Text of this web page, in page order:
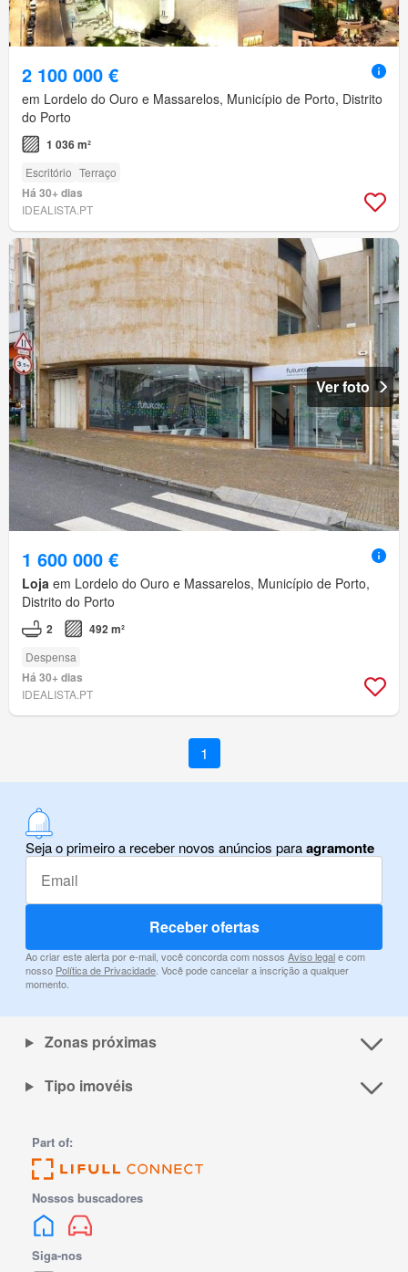
2 100 000 €
em Lordelo do Ouro e Massarelos, Município de Porto, Distrito
do Porto
1 036 m²
Escritório Terraço
Há 30+ dias
IDEALISTA.PT
Ver foto
1 600 000 €
Loja em Lordelo do Ouro e Massarelos, Município de Porto,
Distrito do Porto
2 492 m²
Despensa
Há 30+ dias
IDEALISTA.PT
1
Seja o primeiro a receber novos anúncios paraagramonte
Receber ofertas
Ao criar este alerta por e-mail, você concorda com nossos Aviso legale com
nosso Política de Privacidade. Você pode cancelar a inscrição a qualquer
momento.
Zonas próximas
Tipo imovéis
Part of:
Nossos buscadores
Siga-nos